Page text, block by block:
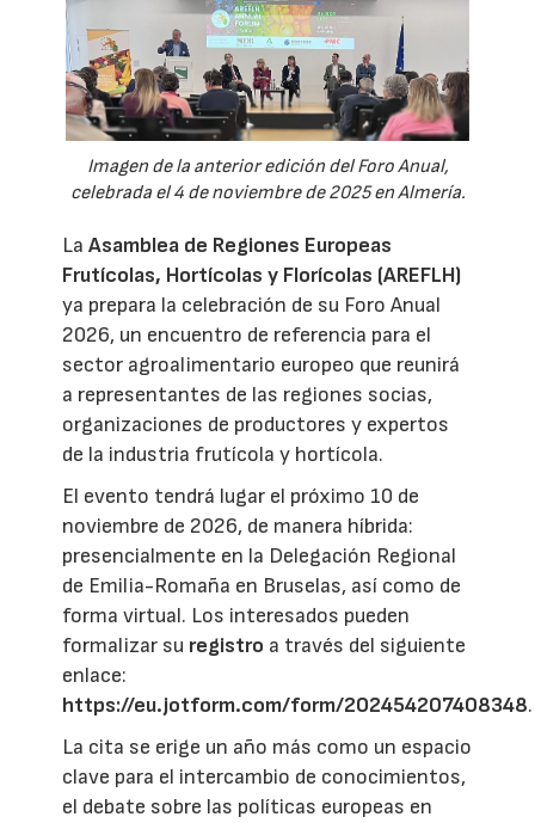
Imagen de la anterior edición del Foro Anual,
celebrada el 4 de noviembre de 2025 en Almería.
LaAsamblea de Regiones Europeas
Frutícolas, Hortícolas y Florícolas (AREFLH)
ya prepara la celebración de su Foro Anual
2026, un encuentro de referencia para el
sector agroalimentario europeo que reunirá
a representantes de las regiones socias,
organizaciones de productores y expertos
de la industria frutícola y hortícola.
El evento tendrá lugar el próximo 10 de
noviembre de 2026, de manera híbrida:
presencialmente en la Delegación Regional
de Emilia-Romaña en Bruselas, así como de
forma virtual. Los interesados pueden
formalizar su registro a través del siguiente
enlace:
https://eu.jotform.com/form/202454207408348.
La cita se erige un año más como un espacio
clave para el intercambio de conocimientos,
el debate sobre las políticas europeas en